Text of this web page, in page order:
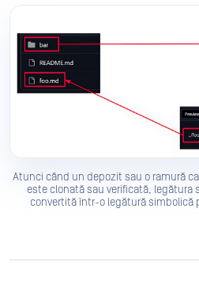
Atunci când un depozit sau o ramură
este clonată sau verificată, legătura
convertită într-o legătură simbolică